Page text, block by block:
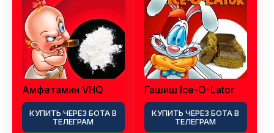
Амфетамин VHQ
КУПИТЬ ЧЕРЕЗ БОТА В
ТЕЛЕГРАМ
Гашиш Ice-O-Lator
КУПИТЬ ЧЕРЕЗ БОТА В
ТЕЛЕГРАМ